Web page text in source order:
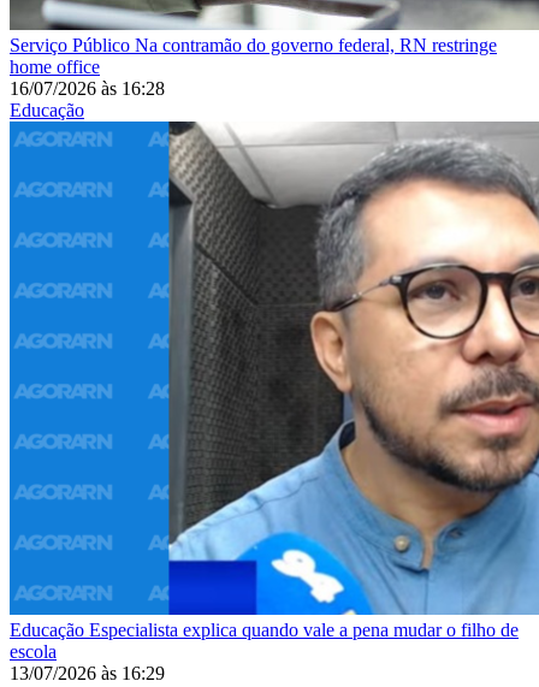
Serviço Público Na contramão do governo federal, RN restringe
home office
16/07/2026 às 16:28
Educação
Educação Especialista explica quando vale a pena mudar o filho de
escola
13/07/2026 às 16:29